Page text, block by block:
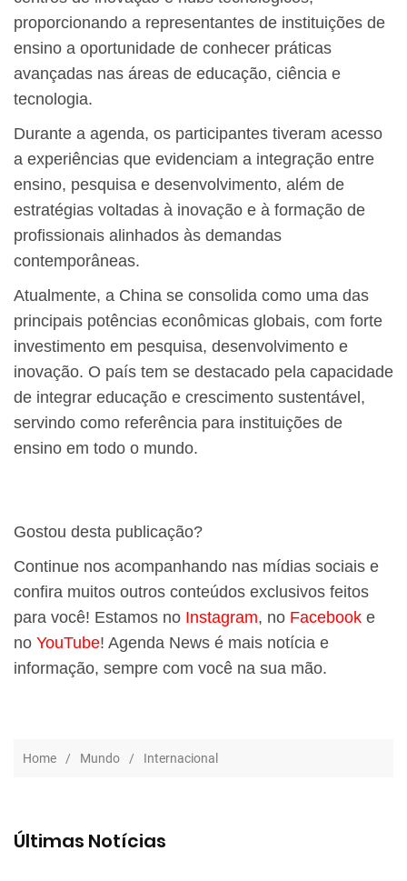
proporcionando a representantes de instituições de
ensino a oportunidade de conhecer práticas
avançadas nas áreas de educação, ciência e
tecnologia.
Durante a agenda, os participantes tiveram acesso
a experiências que evidenciam a integração entre
ensino, pesquisa e desenvolvimento, além de
estratégias voltadas à inovação e à formação de
profissionais alinhados às demandas
contemporâneas.
Atualmente, a China se consolida como uma das
principais potências econômicas globais, com forte
investimento em pesquisa, desenvolvimento e
inovação. O país tem se destacado pela capacidade
de integrar educação e crescimento sustentável,
servindo como referência para instituições de
ensino em todo o mundo.
Gostou desta publicação?
Continue nos acompanhando nas mídias sociais e
confira muitos outros conteúdos exclusivos feitos
para você! Estamos no Instagram, no Facebook e
no YouTube! Agenda News é mais notícia e
informação, sempre com você na sua mão.
Home Mundo Internacional
Últimas Notícias